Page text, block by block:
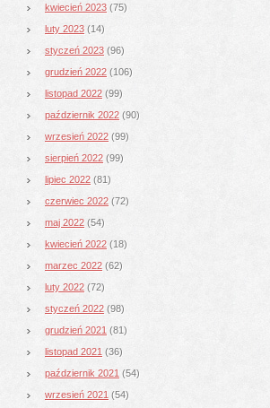
kwiecień 2023 (75)
luty 2023 (14)
styczeń 2023 (96)
grudzień 2022 (106)
listopad 2022 (99)
październik 2022 (90)
wrzesień 2022 (99)
sierpień 2022 (99)
lipiec 2022 (81)
czerwiec 2022 (72)
maj 2022 (54)
kwiecień 2022 (18)
marzec 2022 (62)
luty 2022 (72)
styczeń 2022 (98)
grudzień 2021 (81)
listopad 2021 (36)
październik 2021 (54)
wrzesień 2021 (54)